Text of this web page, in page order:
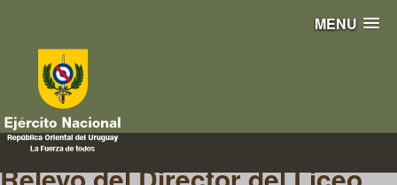
MENU
Curriculum